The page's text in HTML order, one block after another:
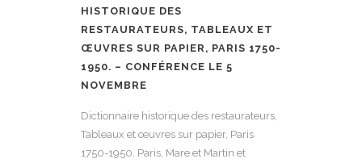
HISTORIQUE DES
RESTAURATEURS, TABLEAUX ET
ŒUVRES SUR PAPIER, PARIS 1750-
1950. – CONFÉRENCE LE 5
NOVEMBRE
Dictionnaire historique des restaurateurs,
Tableaux et œuvres sur papier, Paris
1750-1950. Paris, Mare et Martin et